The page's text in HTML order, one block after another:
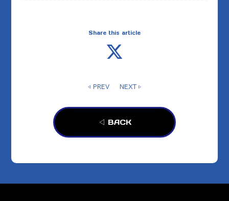
Share this article
◁ PREV NEXT ▷
◁ BACK